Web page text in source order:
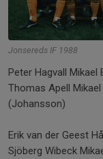
Jonsereds IF 1988
Peter Hagvall Mikael
Thomas Apell
(Johansson)
Erik van der Geest
Sjöberg Wibeck